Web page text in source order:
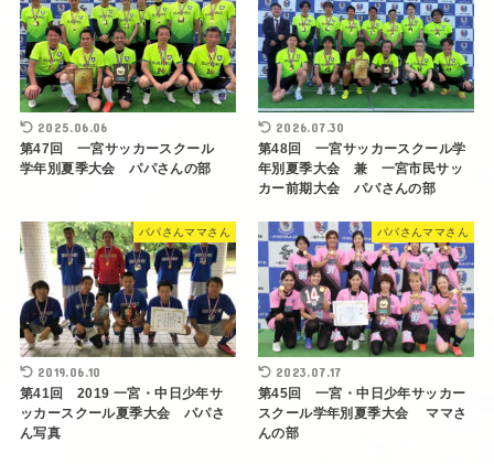
2025.06.06
第47回 一宮サッカースクール
学年別夏季大会 パパさんの部
2026.07.30
第48回 一宮サッカースクール学
年別夏季大会 兼 一宮市民サッ
カー前期大会 パパさんの部
パパさんママさん
2019.06.10
第41回 2019 一宮・中日少年サ
ッカースクール夏季大会 パパさ
ん写真
パパさんママさん
2023.07.17
第45回 一宮・中日少年サッカー
スクール学年別夏季大会 ママさ
んの部